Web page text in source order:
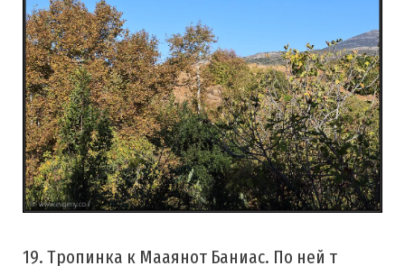
19. Тропинка к Мааянот Баниас. По ней т